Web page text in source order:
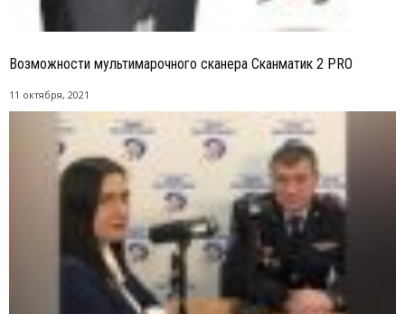
Возможности мультимарочного сканера Сканматик 2 PRO
11 октября, 2021